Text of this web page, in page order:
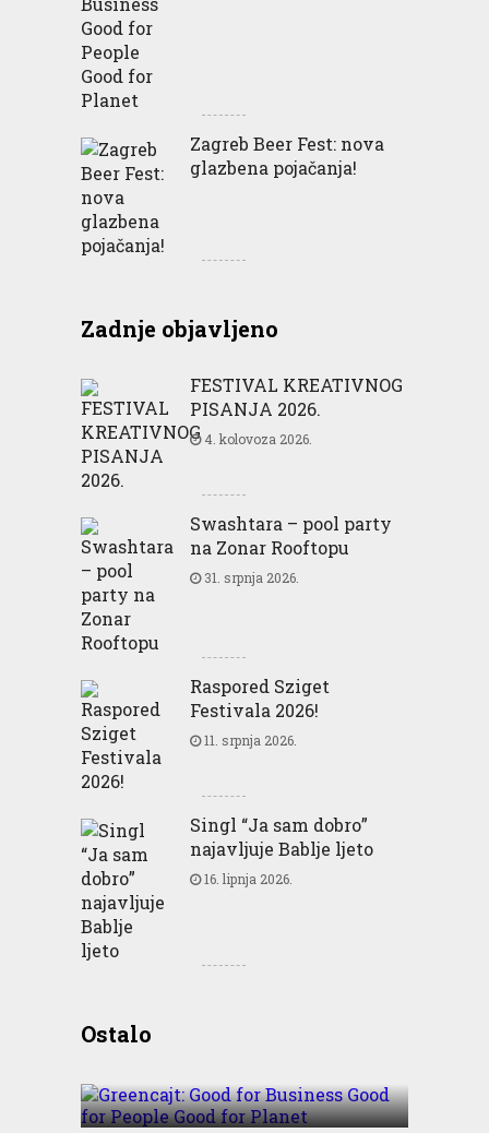
Zagreb Beer Fest: nova
glazbena pojačanja!
Zadnje objavljeno
FESTIVAL KREATIVNOG
PISANJA 2026.
4. kolovoza 2026.
Swashtara – pool party
na Zonar Rooftopu
31. srpnja 2026.
Raspored Sziget
Festivala 2026!
11. srpnja 2026.
Singl “Ja sam dobro”
najavljuje Bablje ljeto
16. lipnja 2026.
OstaloBusiness Good for People